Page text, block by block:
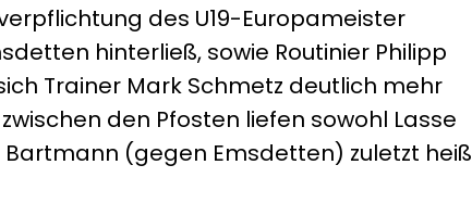
des U19-Europameister
hinterließ, sowie Routinier Philipp
Trainer Mark Schmetz deutlich mehr
den Pfosten liefen sowohl Lasse
(gegen Emsdetten) zuletzt heiß